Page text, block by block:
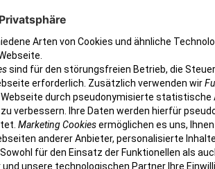
sozialisiert werden. Zeigt der Hund
durch eine
lohnen, um die Tiergefahr zu